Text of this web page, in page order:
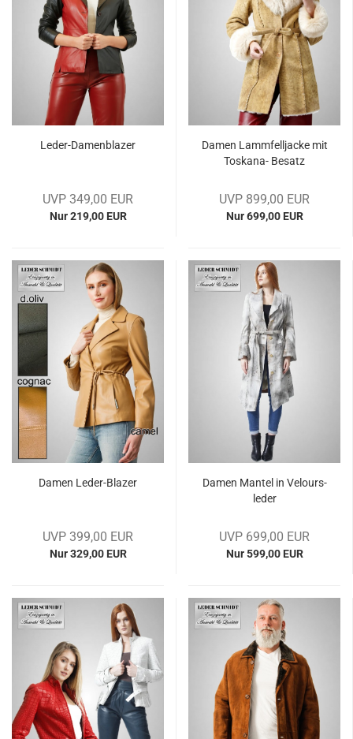
Leder-​​Da­men­bla­zer
UVP 349,00 EUR
Nur 219,00 EUR
Damen Lamm­fell­ja­cke mit
Toskana-​​ Be­satz
UVP 899,00 EUR
Nur 699,00 EUR
Damen Leder-​​Bla­zer
UVP 399,00 EUR
Nur 329,00 EUR
Damen Man­tel in Ve­lours­
le­der
UVP 699,00 EUR
Nur 599,00 EUR